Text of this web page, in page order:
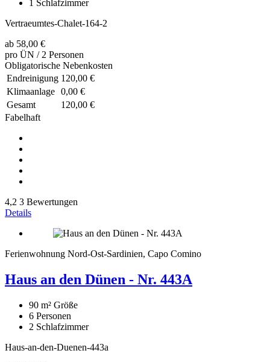
1 Schlafzimmer
Vertraeumtes-Chalet-164-2
ab 58,00 €
pro ÜN / 2 Personen
Obligatorische Nebenkosten
Endreinigung 120,00 €
Klimaanlage 0,00 €
Gesamt
120,00 €
Fabelhaft
4,2 3 Bewertungen
Details
Ferienwohnung Nord-Ost-Sardinien, Capo Comino
Haus an den Dünen - Nr. 443A
90 m² Größe
6 Personen
2 Schlafzimmer
Haus-an-den-Duenen-443a